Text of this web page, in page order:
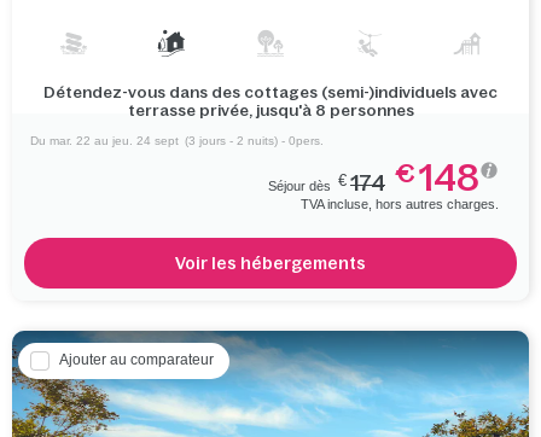
Détendez-vous dans des cottages (semi-)individuels avec
terrasse privée, jusqu'à 8 personnes
Du mar. 22 au jeu. 24 sept (3 jours - 2 nuits) - 0pers.
Séjour dès € 174 €148
TVA incluse, hors autres charges.
Voir les hébergements
Ajouter au comparateur